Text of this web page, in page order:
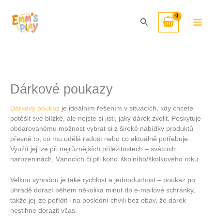
obsah
Hledat
Dárkové poukazy
Dárkový poukaz je ideálním řešením v situacích, kdy chcete
potěšit své blízké, ale nejste si jisti, jaký dárek zvolit. Poskytuje
obdarovanému možnost vybrat si z široké nabídky produktů
přesně to, co mu udělá radost nebo co aktuálně potřebuje.
Využít jej lze při nejrůznějších příležitostech – svátcích,
narozeninách, Vánocích či při konci školního/školkového roku.
Velkou výhodou je také rychlost a jednoduchost – poukaz po
úhradě dorazí během několika minut do e-mailové schránky,
takže jej lze pořídit i na poslední chvíli bez obav, že dárek
nestihne dorazit včas.